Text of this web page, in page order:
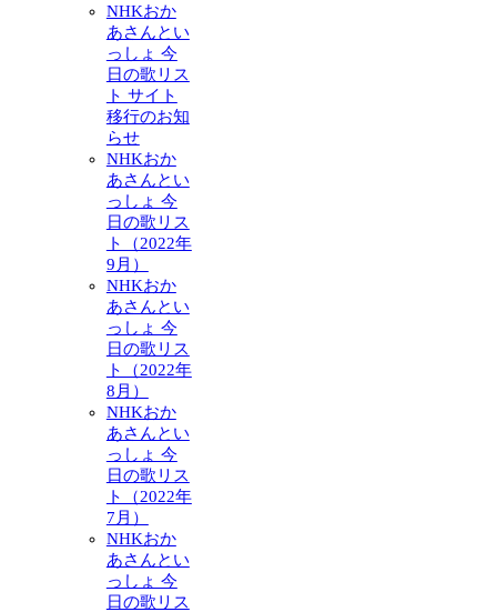
NHKおか
あさんとい
っしょ 今
日の歌リス
ト サイト
移行のお知
らせ
NHKおか
あさんとい
っしょ 今
日の歌リス
ト（2022年
9月）
NHKおか
あさんとい
っしょ 今
日の歌リス
ト（2022年
8月）
NHKおか
あさんとい
っしょ 今
日の歌リス
ト（2022年
7月）
NHKおか
あさんとい
っしょ 今
日の歌リス